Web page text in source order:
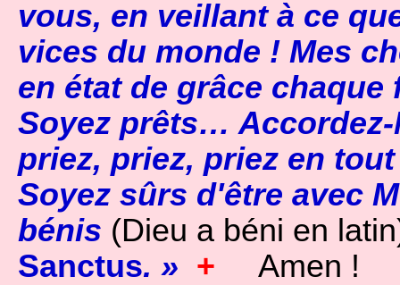
vous, en veillant à ce
vices du monde ! Mes
en état de grâce
Soyez prêts…
priez, priez, priez en
Soyez sûrs d'être avec
bénis (Dieu a béni en
Sanctus. » + Amen !